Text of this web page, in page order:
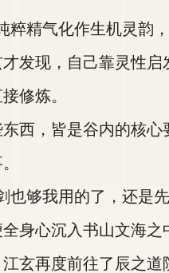
精气化作生机灵韵
现，自己靠灵性启
修炼。
，皆是谷内的核心
够我用的了，还是先
心沉入书山文海之
再度前往了辰之道